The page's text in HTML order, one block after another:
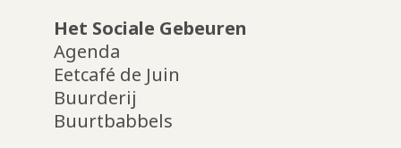
Het Sociale Gebeuren
Agenda
Eetcafé de Juin
Buurderij
Buurtbabbels